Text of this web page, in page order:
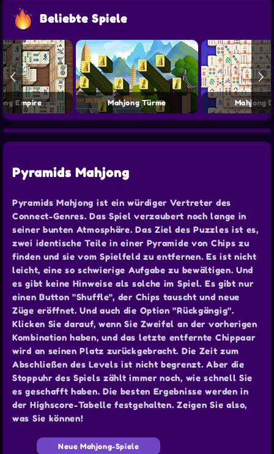
Beliebte Spiele
Empire Mahjong Türme Mahjong
Pyramids Mahjong
Pyramids Mahjong ist ein würdiger Vertreter des
Connect-Genres. Das Spiel verzaubert noch lange in
seiner bunten Atmosphäre. Das Ziel des Puzzles ist es,
zwei identische Teile in einer Pyramide von Chips zu
finden und sie vom Spielfeld zu entfernen. Es ist nicht
leicht, eine so schwierige Aufgabe zu bewältigen. Und
es gibt keine Hinweise als solche im Spiel. Es gibt nur
einen Button "Shuffle", der Chips tauscht und neue
Züge eröffnet. Und auch die Option "Rückgängig".
Klicken Sie darauf, wenn Sie Zweifel an der vorherigen
Kombination haben, und das letzte entfernte Chippaar
wird an seinen Platz zurückgebracht. Die Zeit zum
Abschließen des Levels ist nicht begrenzt. Aber die
Stoppuhr des Spiels zählt immer noch, wie schnell Sie
es geschafft haben. Die besten Ergebnisse werden in
der Highscore-Tabelle festgehalten. Zeigen Sie also,
was Sie können!
Neue Mahjong-Spiele